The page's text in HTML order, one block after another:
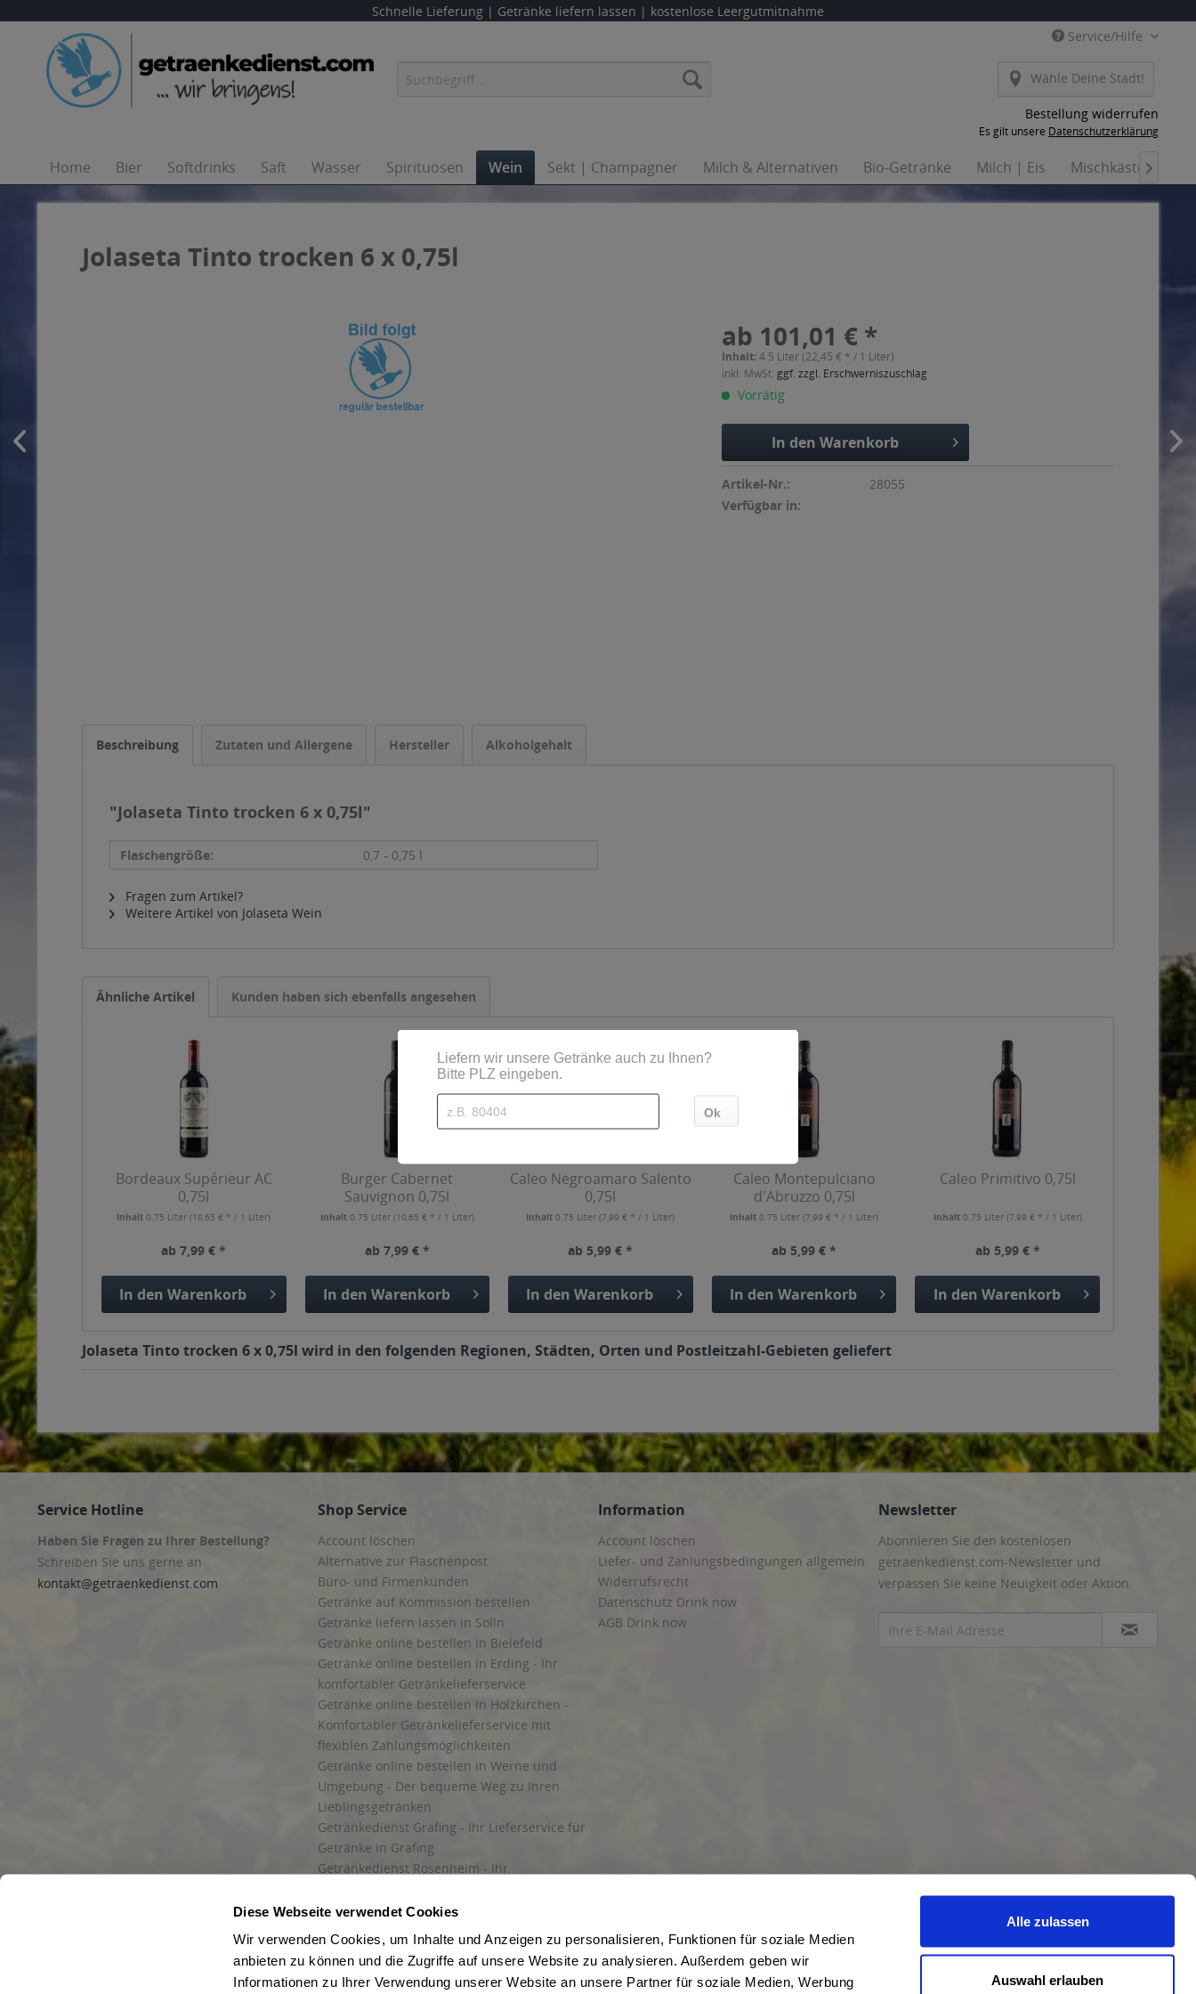
Diese Webseite verwendet Cookies
Wir verwenden Cookies, um Inhalte und Anzeigen zu personalisieren, Funktionen für soziale Medien
anbieten zu können und die Zugriffe auf unsere Website zu analysieren. Außerdem geben wir
Informationen zu Ihrer Verwendung unserer Website an unsere Partner für soziale Medien, Werbung
Alle zulassen
Auswahl erlauben
Schnelle Lieferung | Getränke liefern lassen | kostenlose Leergutmitnahme
Service/Hilfe
Wähle Deine Stadt!
Bestellung widerrufen
Es gilt unsere Datenschutzerklärung
Home Bier Softdrinks Saft Wasser Spirituosen Wein Sekt | Champagner Milch & Alternativen Bio-Getränke Milch | Eis Mischkästen

Jolaseta Tinto trocken 6 x 0,75l
ab 101,01 € *
Inhalt:4.5 Liter (22,45 € * / 1 Liter)
inkl. MwSt. ggf. zzgl. Erschwerniszuschlag
Vorrätig
In den Warenkorb
Artikel-Nr.:
28055
Verfügbar in:
Beschreibung Zutaten und Allergene Hersteller Alkoholgehalt
"Jolaseta Tinto trocken 6 x 0,75l"
Flaschengröße: 0,7 - 0,75 l
Fragen zum Artikel?
Weitere Artikel von Jolaseta Wein
Ähnliche Artikel Kunden haben sich ebenfalls angesehen
Bordeaux Supérieur AC
0,75l
Inhalt0.75 Liter(10,65 € * / 1 Liter)
ab 7,99 € *
In den Warenkorb
Burger Cabernet
Sauvignon 0,75l
Inhalt 0.75 Liter (10,65 € * / 1 Liter)
ab 7,99 € *
In den Warenkorb
Caleo Negroamaro Salento
0,75l
Inhalt0.75 Liter(7,99 € * / 1 Liter)
ab 5,99 € *
In den Warenkorb
Caleo Montepulciano
d'Abruzzo 0,75l
Inhalt0.75 Liter(7,99 € * / 1 Liter)
ab 5,99 € *
In den Warenkorb
Caleo Primitivo 0,75l
Inhalt 0.75 Liter (7,99 € * / 1 Liter)
ab 5,99 € *
In den Warenkorb
Jolaseta Tinto trocken 6 x 0,75l wird in den folgenden Regionen, Städten, Orten und Postleitzahl-Gebieten geliefert
Service Hotline
Haben Sie Fragen zu Ihrer Bestellung?
Schreiben Sie uns gerne an
kontakt@getraenkedienst.com
Shop Service
Account löschen
Alternative zur Flaschenpost
Büro- und Firmenkunden
Getränke auf Kommission bestellen
Getränke liefern lassen in Solln
Getränke online bestellen in Bielefeld
Getränke online bestellen in Erding - Ihr
komfortabler Getränkelieferservice
Getränke online bestellen in Holzkirchen -
Komfortabler Getränkelieferservice mit
flexiblen Zahlungsmöglichkeiten
Getränke online bestellen in Werne und
Umgebung - Der bequeme Weg zu Ihren
Lieblingsgetränken
Getränkedienst Grafing - Ihr Lieferservice für
Getränke in Grafing
Getränkedienst Rosenheim - Ihr
und Umgebung
Liefergebiet
Lieferservice für Getränke
Information
Account löschen
Liefer- und Zahlungsbedingungen allgemein
Widerrufsrecht
Datenschutz Drink now
AGB Drink now
Newsletter
Abonnieren Sie den kostenlosen
getraenkedienst.com-Newsletter und
verpassen Sie keine Neuigkeit oder Aktion.